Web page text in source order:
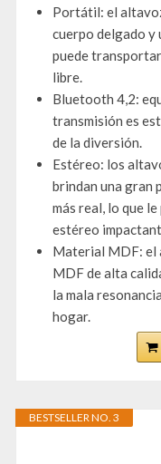
Portátil: el
cuerpo delgado y
puede
libre.
Bluetooth 4,2:
transmisión es
de la diversión.
Estéreo: los
brindan una gran
más real, lo que
estéreo
Material MDF: el
MDF de alta
la mala
hogar.
BESTSELLER NO. 3